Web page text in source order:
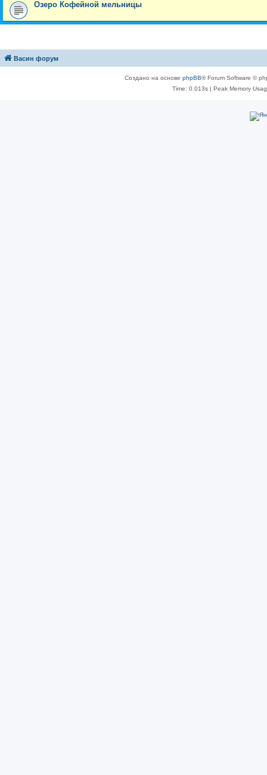
Озеро Кофейной мельницы
Васин форум
Создано на основе phpBB® Forum Software ©
Time: 0.013s| Peak Memory